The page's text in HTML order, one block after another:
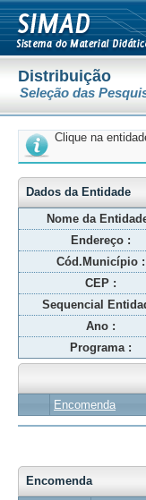
Distribuição
Seleção das
Clique na
Dados da Entidade
Nome da
Endereço :
Cód.Município :
CEP :
Sequencial
Ano :
Programa :
Encomenda
Encomenda